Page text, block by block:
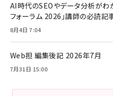
Amazonラン
ケーブル
ド付き USB
17 / 16 / 15 /
Amazonラン
￥4,857
Amazonラン
AI時代のSEOやデータ分析がわ
フォーラム 2026」講師の必読記
8月4日 7:04
Web担 編集後記 2026年7月
7月31日 15:00